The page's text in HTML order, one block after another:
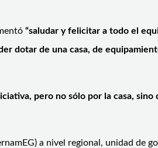
“saludar y felicitar a todo el
dotar de una casa, de
pero no sólo por la casa, sino
a nivel regional, unidad de